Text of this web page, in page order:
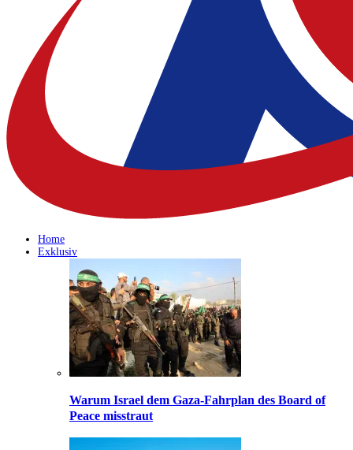
Home
Exklusiv
Warum Israel dem Gaza-Fahrplan des Board of
Peace misstraut